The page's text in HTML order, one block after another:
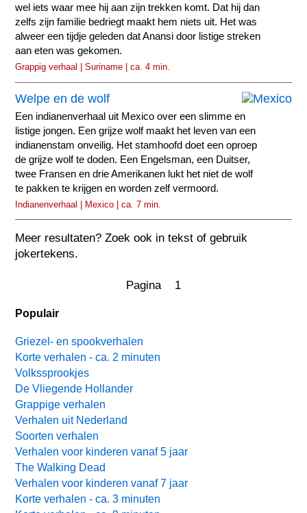
wel iets waar mee hij aan zijn trekken komt. Dat hij dan
zelfs zijn familie bedriegt maakt hem niets uit. Het was
alweer een tijdje geleden dat Anansi door listige streken
aan eten was gekomen.
Grappig verhaal | Suriname | ca. 4 min.
Welpe en de wolf
Een indianenverhaal uit Mexico over een slimme en
listige jongen. Een grijze wolf maakt het leven van een
indianenstam onveilig. Het stamhoofd doet een oproep
de grijze wolf te doden. Een Engelsman, een Duitser,
twee Fransen en drie Amerikanen lukt het niet de wolf
te pakken te krijgen en worden zelf vermoord.
Indianenverhaal | Mexico | ca. 7 min.
Meer resultaten? Zoek ook in tekst of gebruik
jokertekens.
Pagina 1
Populair
Griezel- en spookverhalen
Korte verhalen - ca. 2 minuten
Volkssprookjes
De Vliegende Hollander
Grappige verhalen
Verhalen uit Nederland
Soorten verhalen
Verhalen voor kinderen vanaf 5 jaar
The Walking Dead
Verhalen voor kinderen vanaf 7 jaar
Korte verhalen - ca. 3 minuten